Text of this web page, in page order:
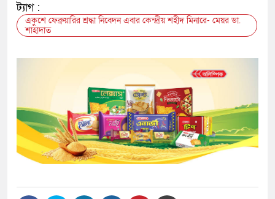
ট্যাগ :
একুশে ফেব্রুয়ারির শ্রদ্ধা নিবেদন এবার কেন্দ্রীয় শহীদ মিনারে- মেয়র ডা.
শাহাদাত